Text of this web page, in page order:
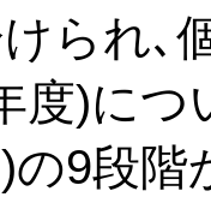
られ､
度)に
の9段